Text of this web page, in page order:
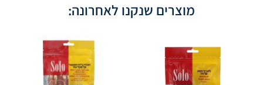
מוצרים שנקנו לאחרונה: